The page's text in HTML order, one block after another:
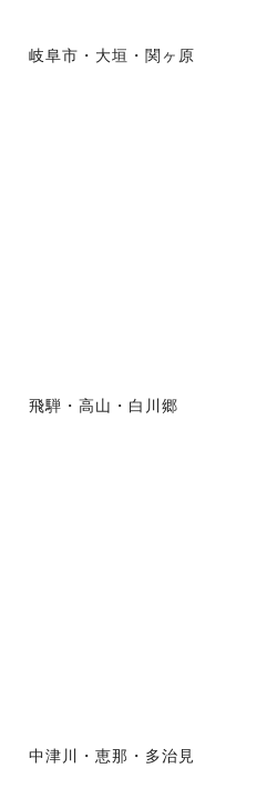
岐阜市・大垣・関ヶ原
飛騨・高山・白川郷
中津川・恵那・多治見